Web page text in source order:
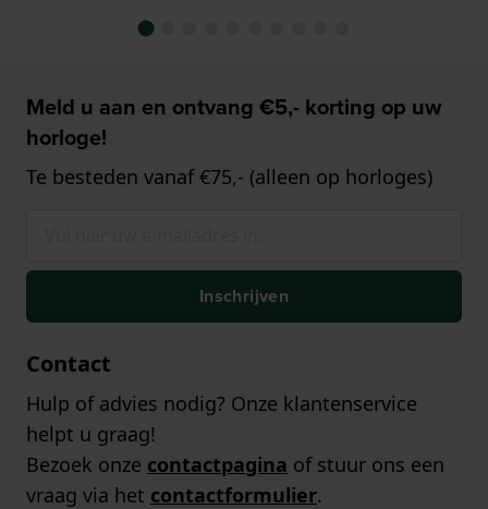
Meld u aan en ontvang €5,- korting op uw
horloge!
Te besteden vanaf €75,- (alleen op horloges)
Inschrijven
Contact
Hulp of advies nodig? Onze klantenservice
helpt u graag!
Bezoek onze contactpagina of stuur ons een
vraag via het contactformulier.